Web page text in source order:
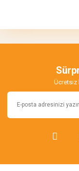
100 gram parlak
Emin Hof | 16/03/2026
Ürün bilgilerinde
Ürün fiyatı diğer
Bu ürüne benzer
Ücretsiz